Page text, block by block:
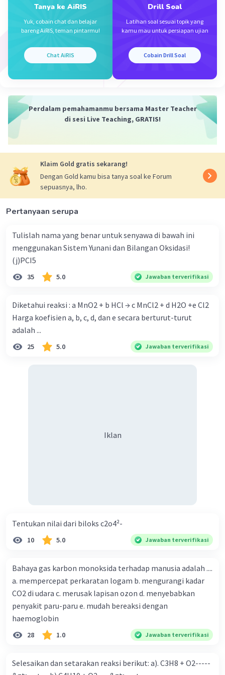
Beri Rating·4.3(7 Balas
Iklan
Tanya ke AiRIS
Yuk, cobain chat dan belajar
bareng AiRIS, teman pintarmu!
Chat AiRIS
Drill Soal
Latihan soal sesuai topik yang
kamu mau untuk persiapan ujian
Cobain Drill Soal
Perdalam pemahamanmu bersama Master Teacher
di sesi Live Teaching, GRATIS!
Klaim Gold gratis sekarang!
Dengan Gold kamu bisa tanya soal ke Forum
sepuasnya, lho.
Pertanyaan serupa
Tulislah nama yang benar untuk senyawa di bawah ini
menggunakan Sistem Yunani dan Bilangan Oksidasi!
(j)PCI5
35 5.0 Jawaban terverifikasi
Diketahui reaksi : a MnO2 + b HCl → c MnCl2 + d H2O +e Cl2
Harga koefisien a, b, c, d, dan e secara berturut-turut
adalah ...
25 5.0 Jawaban terverifikasi
Iklan
Tentukan nilai dari biloks c2o4²-
10 5.0 Jawaban terverifikasi
Bahaya gas karbon monoksida terhadap manusia adalah ....
a. mempercepat perkaratan logam b. mengurangi kadar
CO2 di udara c. merusak lapisan ozon d. menyebabkan
penyakit paru-paru e. mudah bereaksi dengan
haemoglobin
28 1.0 Jawaban terverifikasi
Selesaikan dan setarakan reaksi berikut: a). C3H8 + O2-----